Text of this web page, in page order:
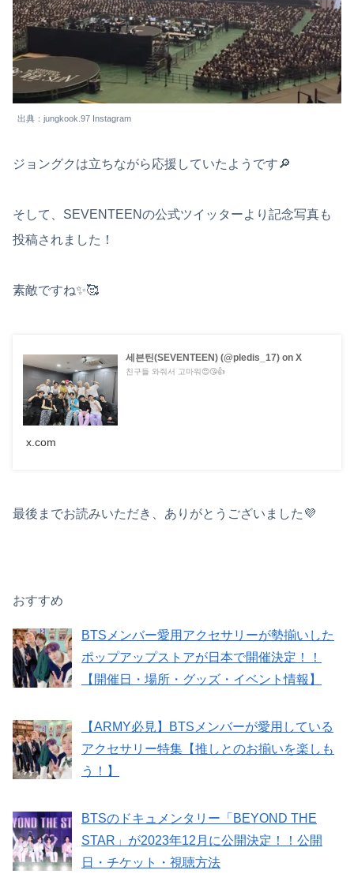
出典：jungkook.97 Instagram
ジョングクは立ちながら応援していたようです🔎
そして、SEVENTEENの公式ツイッターより記念写真も
投稿されました！
素敵ですね✨🥰
세븐틴(SEVENTEEN) (@pledis_17) on X
친구들 와줘서 고마워😍😘👍
x.com
最後までお読みいただき、ありがとうございました💜
おすすめ
BTSメンバー愛用アクセサリーが勢揃いした
ポップアップストアが日本で開催決定！！
【開催日・場所・グッズ・イベント情報】
【ARMY必見】BTSメンバーが愛用している
アクセサリー特集【推しとのお揃いを楽しも
う！】
BTSのドキュメンタリー「BEYOND THE
STAR」が2023年12月に公開決定！！公開
日・チケット・視聴方法